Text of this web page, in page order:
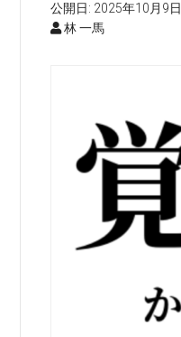
公開日: 2025年10月9日
林 一馬